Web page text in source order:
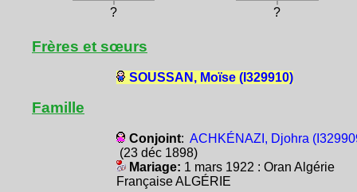
?
?
Frères et sœurs
SOUSSAN, Moïse (I329910)
Famille
Conjoint: ACHKÉNAZI, Djohra
(23 déc 1898)
Mariage: 1 mars 1922 : Oran Algérie
Française ALGÉRIE